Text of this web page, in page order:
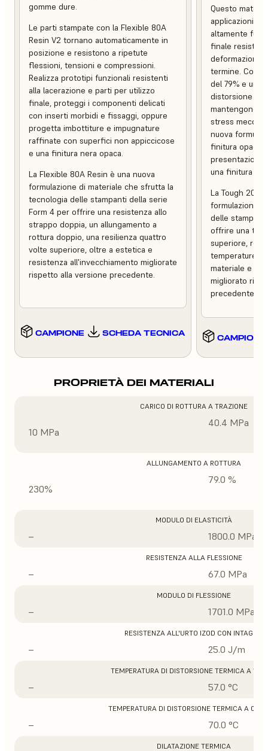
gomme dure.
Le parti stampate con la Flexible 80A
Resin V2 tornano automaticamente in
posizione e resistono a ripetute
flessioni, tensioni e compressioni.
Realizza prototipi funzionali resistenti
alla lacerazione e parti per utilizzo
finale, proteggi i componenti delicati
con inserti morbidi e fissaggi, oppure
progetta imbottiture e impugnature
raffinate con superfici non appiccicose
e una finitura nera opaca.
La Flexible 80A Resin è una nuova
formulazione di materiale che sfrutta la
tecnologia delle stampanti della serie
Form 4 per offrire una resistenza allo
strappo doppia, un allungamento a
rottura doppio, una resilienza quattro
volte superiore, oltre a estetica e
resistenza all'invecchiamento migliorate
rispetto alla versione precedente.
CAMPIONE SCHEDA TECNICA
Questo
applicazioni
altamente
finale
deformazione
termine. Con
del 79% e una
distorsione
mantengono
stress
nuova
finitura opaca,
presentazione
una finitura
La Tough 2000
formulazione
delle
offrire una
superiore,
temperature,
materiale e un
migliorato
precedente.
CAMPIONE
PROPRIETÀ DEI MATERIALI
CARICO DI ROTTURA A TRAZIONE
10 MPa
40.4 MPa
ALLUNGAMENTO A ROTTURA
230%
79.0 %
MODULO DI ELASTICITÀ
– 1800.0 MPa
RESISTENZA ALLA FLESSIONE
– 67.0 MPa
MODULO DI FLESSIONE
– 1701.0 MPa
RESISTENZA ALL'URTO IZOD CON INTAGLIO
– 25.0 J/m
TEMPERATURA DI DISTORSIONE TERMICA A 1,8
– 57.0 °C
TEMPERATURA DI DISTORSIONE TERMICA A 0,45
– 70.0 °C
DILATAZIONE TERMICA